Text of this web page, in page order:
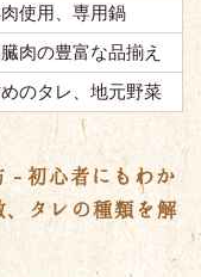
使用、専用鍋
肉の豊富な品揃え
のタレ、地元野菜
- 初心者にもわか
、タレの種類を解